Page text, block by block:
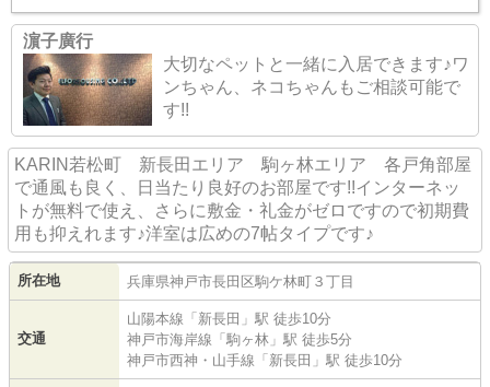
濵子廣行
大切なペットと一緒に入居できます♪ワ
ンちゃん、ネコちゃんもご相談可能で
す!!
KARIN若松町 新長田エリア 駒ヶ林エリア 各戸角部屋
で通風も良く、日当たり良好のお部屋です!!インターネッ
トが無料で使え、さらに敷金・礼金がゼロですので初期費
用も抑えれます♪洋室は広めの7帖タイプです♪
所在地 兵庫県神戸市長田区駒ケ林町 ３丁目
交通
山陽本線 「 新長田 」駅 徒歩10分
神戸市海岸線 「 駒ヶ林 」駅 徒歩5分
神戸市西神・山手線 「 新長田 」駅 徒歩10分